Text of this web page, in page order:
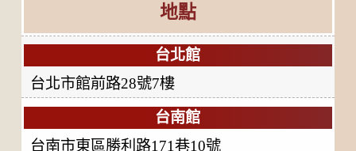
地點
台北館
台北市館前路28號7樓
台南館
台南市東區勝利路171巷10號